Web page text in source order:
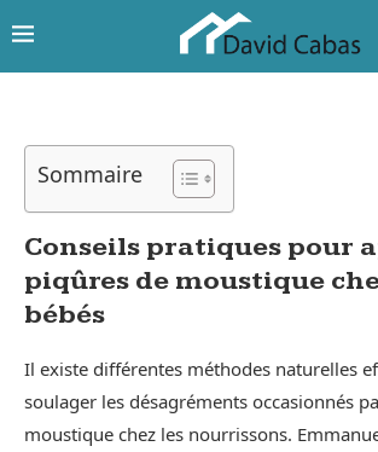
Sommaire
Conseils pratiques pour
piqûres de moustique
bébés
Il existe différentes méthodes naturelles
soulager les désagréments occasionnés
moustique chez les nourrissons.